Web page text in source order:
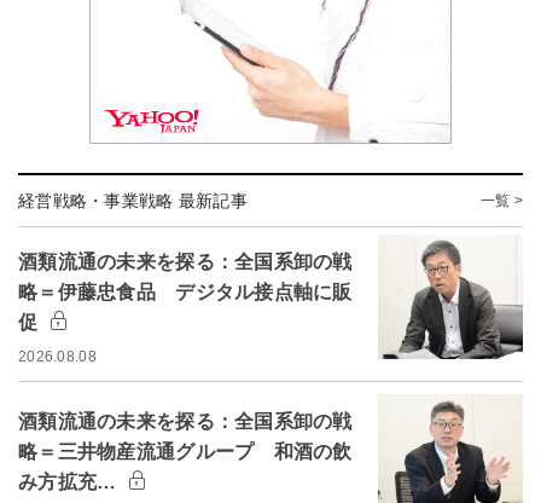
経営戦略・事業戦略 最新記事 一覧 >
酒類流通の未来を探る：全国系卸の戦
略＝伊藤忠食品 デジタル接点軸に販
促
2026.08.08
酒類流通の未来を探る：全国系卸の戦
略＝三井物産流通グループ 和酒の飲
み方拡充…